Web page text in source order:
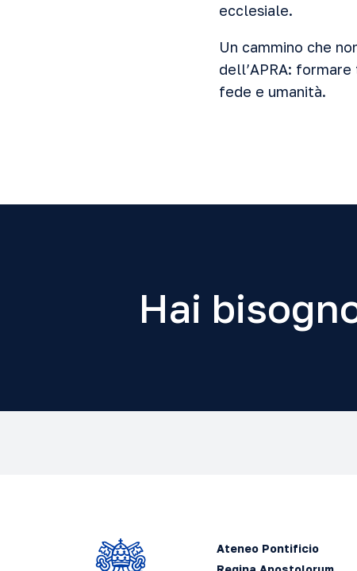
ecclesiale.
Un cammino che
dell’APRA:
fede e umanità.
Hai
Ateneo Pontificio